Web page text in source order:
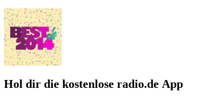
Hol dir die kostenlose radio.de App